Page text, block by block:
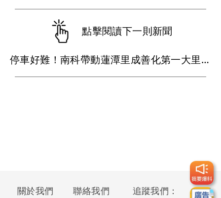
點擊閱讀下一則新聞
停車好難！南科帶動蓮潭里成善化第一大里 南市府蓋立體停車場2026完工
關於我們 聯絡我們 追蹤我們：